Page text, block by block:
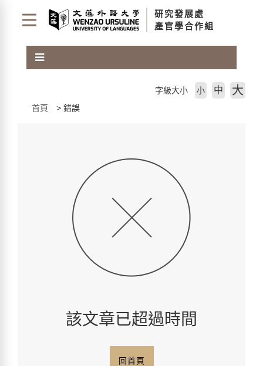
首頁
錯誤
字級大小 小 中 大
該文章已超過時間
回首頁
研究發展處
產官學合作組